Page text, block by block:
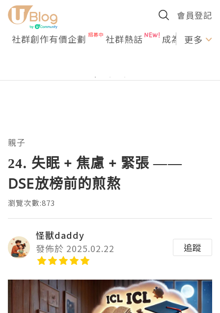
會員登記
社群創作有價企劃 社群熱話 成為U更多
親子
24. 失眠 + 焦慮 + 緊張 ——
DSE放榜前的煎熬
瀏覽次數:873
怪獸daddy
發佈於 2025.02.22
追蹤